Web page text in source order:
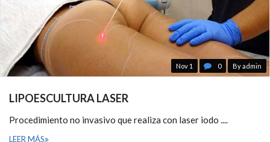
Nov 1 0 By admin
LIPOESCULTURA LASER
Procedimiento no invasivo que realiza con laser iodo ....
LEER MÁS